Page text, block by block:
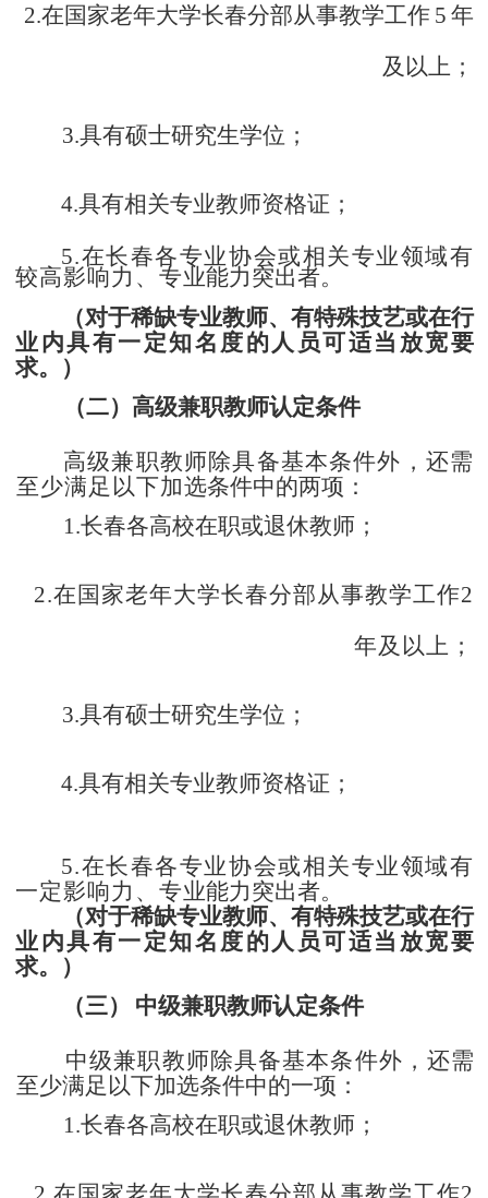
2.在国家老年大学长春分部从事教学工作 5 年
及以上；
3.具有硕士研究生学位；
4.具有相关专业教师资格证；
5.在长春各专业协会或相关专业领域有
较高影响力、专业能力突出者。
（对于稀缺专业教师、有特殊技艺或在行
业内具有一定知名度的人员可适当放宽要
求。）
（二）高级兼职教师认定条件
高级兼职教师除具备基本条件外，还需
至少满足以下加选条件中的两项：
1.长春各高校在职或退休教师；
2.在国家老年大学长春分部从事教学工作2
年及以上；
3.具有硕士研究生学位；
4.具有相关专业教师资格证；
5.在长春各专业协会或相关专业领域有
一定影响力、专业能力突出者。
（对于稀缺专业教师、有特殊技艺或在行
业内具有一定知名度的人员可适当放宽要
求。）
（三）
中级兼职教师认定条件
中级兼职教师除具备基本条件外，还需
至少满足以下加选条件中的一项：
1.长春各高校在职或退休教师；